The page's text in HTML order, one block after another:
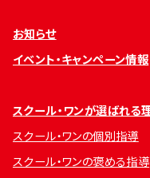
お知らせ
イベント・キャンペーン情報
スクール・ワンが選ばれる
スクール・ワンの個別指導
スクール・ワンの褒める指導